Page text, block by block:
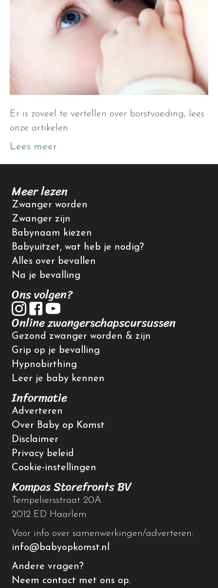
Er is zoveel te vertellen over borstvoeding, lees
onze artikelen
Lees meer
Meer lezen
Zwanger worden
Zwanger zijn
Babynaam kiezen
Babyuitzet, wat heb je nodig?
Alles over bevallen
Na je bevalling
Ons volgen?
Online zwangerschapscursussen
Gezond zwanger worden & zijn
Grip op je bevalling
Hypnobirthing
Leer je baby kennen
Informatie
Adverteren
Over Baby op Komst
Disclaimer
Privacy beleid
Cookie-instellingen
Kompas Storefronts BV
Tempeliersstraat 20A
2012 ED Haarlem
Voor info over samenwerkingen/adverteren:
info@babyopkomst.nl
Andere vragen?
Neem contact met ons op.